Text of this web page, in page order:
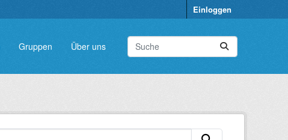
Einloggen
Gruppen Über uns